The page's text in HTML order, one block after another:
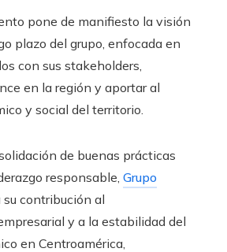
pone de manifiesto la visión
plazo del grupo, enfocada en
con sus stakeholders,
en la región y aportar al
y social del territorio.
de buenas prácticas
responsable, Grupo
su contribución al
y a la estabilidad del
en Centroamérica,